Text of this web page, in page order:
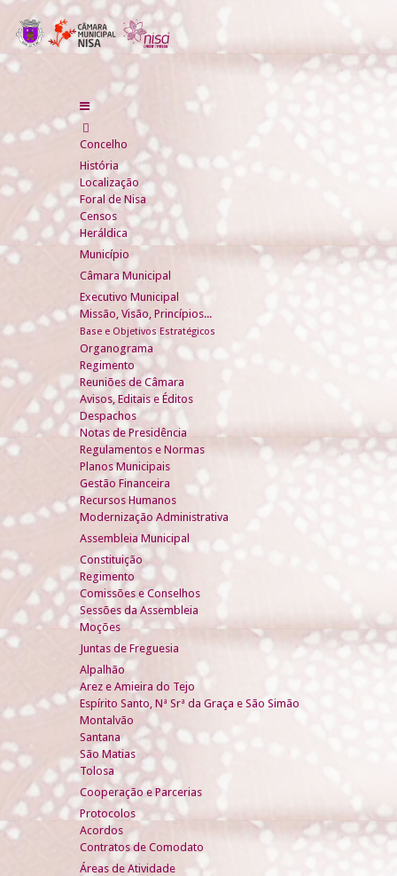
Concelho
História
Localização
Foral de Nisa
Censos
Heráldica
Município
Câmara Municipal
Executivo Municipal
Missão, Visão, Princípios...
Base e Objetivos Estratégicos
Organograma
Regimento
Reuniões de Câmara
Avisos, Editais e Éditos
Despachos
Notas de Presidência
Regulamentos e Normas
Planos Municipais
Gestão Financeira
Recursos Humanos
Modernização Administrativa
Assembleia Municipal
Constituição
Regimento
Comissões e Conselhos
Sessões da Assembleia
Moções
Juntas de Freguesia
Alpalhão
Arez e Amieira do Tejo
Espírito Santo, Nª Srª da Graça e São Simão
Montalvão
Santana
São Matias
Tolosa
Cooperação e Parcerias
Protocolos
Acordos
Contratos de Comodato
Áreas de Atividade